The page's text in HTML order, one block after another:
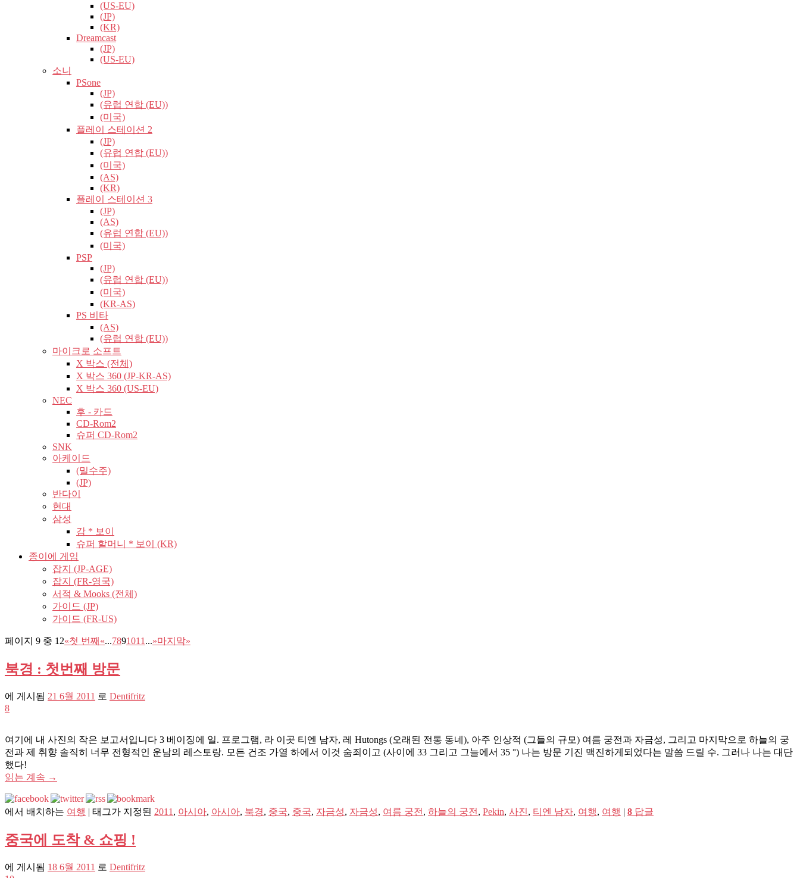
(US-EU)
(JP)
(KR)
Dreamcast
(JP)
(US-EU)
소니
PSone
(JP)
(유럽​​ 연합 (EU))
(미국)
플레이 스테이션 2
(JP)
(유럽​​ 연합 (EU))
(미국)
(AS)
(KR)
플레이 스테이션 3
(JP)
(AS)
(유럽​​ 연합 (EU))
(미국)
PSP
(JP)
(유럽​​ 연합 (EU))
(미국)
(KR-AS)
PS 비타
(AS)
(유럽​​ 연합 (EU))
마이크로 소프트
X 박스 (전체)
X 박스 360 (JP-KR-AS)
X 박스 360 (US-EU)
NEC
후 - 카드
CD-Rom2
슈퍼 CD-Rom2
SNK
아케이드
(밀수주)
(JP)
반다이
현대
삼성
감 * 보이
슈퍼 할머니 * 보이 (KR)
종이에 게임
잡지 (JP-AGE)
잡지 (FR-영국)
서적 & Mooks (전체)
가이드 (JP)
가이드 (FR-US)
페이지 9 중 12«첫 번째 «...7891011 ...»마지막»
북경 : 첫번째 방문
에 게시됨 21 6월 2011 로 Dentifritz
8
여기에 내 사진의 작은 보고서입니다 3 베이징에 일. 프로그램, 라 이곳 티엔 남자, 레 Hutongs (오래된 전통 동네), 아주 인상적 (그들의 규모) 여름 궁전과 자금성, 그리고 마지막으로 하늘의 궁
전과 제 취향 솔직히 너무 전형적인 운남의 레스토랑. 모든 건조 가열 하에서 이것 숨죄이고 (사이에 33 그리고 그늘에서 35 °) 나는 방문 기진 맥진하게되었다는 말씀 드릴 수. 그러나 나는 대단
했다!
읽는 계속 →
에서 배치하는 여행 | 태그가 지정된 2011 , 아시아, 아시아, 북경, 중국, 중국, 자금성, 자금성, 여름 궁전 , 하늘의 궁전 , Pekin, 사진 , 티엔 남자, 여행, 여행 | 8 답글
중국에 도착 & 쇼핑 !
에 게시됨 18 6월 2011 로 Dentifritz